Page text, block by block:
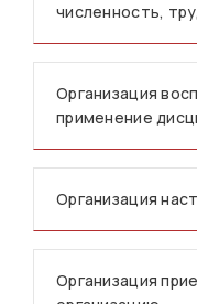
численность,
Организация
применение
Организация
Организация